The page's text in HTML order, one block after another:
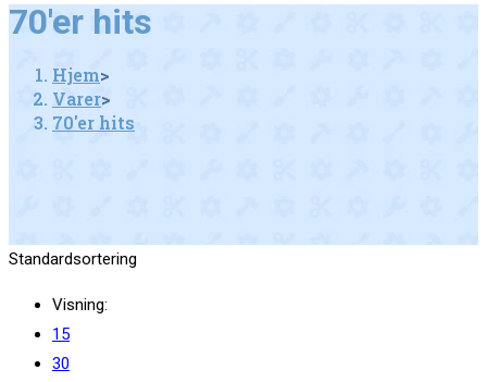
70'er hits
Hjem>
Varer>
70'er hits
Standardsortering
Visning:
15
30